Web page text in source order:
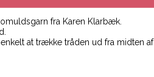
fra Karen Klarbæk.
at trække tråden ud fra midten af